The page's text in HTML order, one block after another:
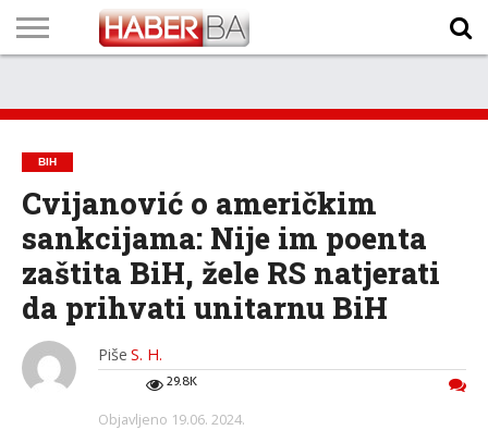
TECH
PROGRAM
PROGNOZA
PUTEVIMA
LISTA
NAMA
BIH
Cvijanović o američkim
sankcijama: Nije im poenta
zaštita BiH, žele RS natjerati
da prihvati unitarnu BiH
Piše S. H.
29.8K
Objavljeno 19.06. 2024.